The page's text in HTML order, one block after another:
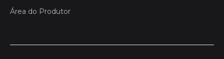
Área do Produtor